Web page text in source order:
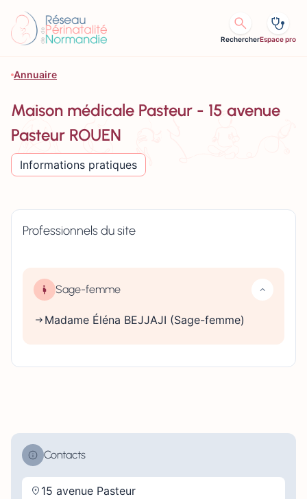
RechercherEspace pro
Annuaire
Maison médicale Pasteur - 15 avenue
Pasteur ROUEN
Informations pratiques
Professionnels du site
Sage-femme
Madame Éléna BEJJAJI (Sage-femme)
Contacts
15 avenue Pasteur